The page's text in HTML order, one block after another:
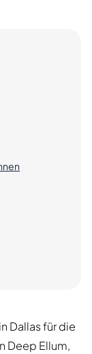
Dallas für die
Deep Ellum,